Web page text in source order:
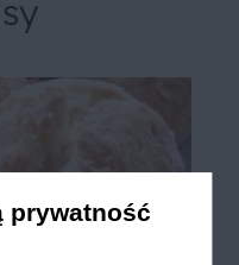
prywatność